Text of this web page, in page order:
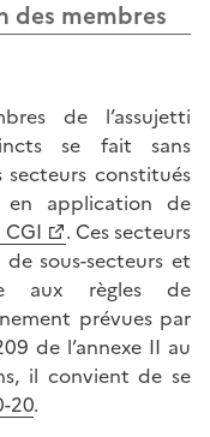
des membres
de l’assujetti
se fait sans
secteurs constitués
en application de
. Ces secteurs
sous-secteurs et
aux règles de
prévues par
de l’annexe II au
il convient de se
20.